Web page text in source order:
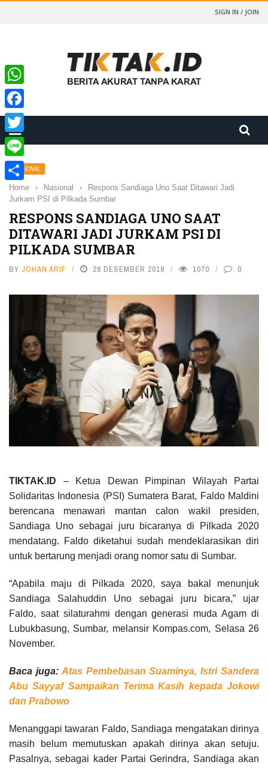
SIGN IN / JOIN
NASIONAL
Home › Nasional ›
Respons Sandiaga Uno Saat Ditawari Jadi
Jurkam PSI di Pilkada Sumbar
RESPONS SANDIAGA UNO SAAT
DITAWARI JADI JURKAM PSI DI
PILKADA SUMBAR
BY JOHAN ARIF 28 DESEMBER 2019 1070 0
TIKTAK.ID – Ketua Dewan Pimpinan Wilayah Partai
Solidaritas Indonesia (PSI) Sumatera Barat, Faldo Maldini
berencana menawari mantan calon wakil presiden,
Sandiaga Uno sebagai juru bicaranya di Pilkada 2020
mendatang. Faldo diketahui sudah mendeklarasikan diri
untuk bertarung menjadi orang nomor satu di Sumbar.
“Apabila maju di Pilkada 2020, saya bakal menunjuk
Sandiaga Salahuddin Uno sebagai juru bicara,” ujar
Faldo, saat silaturahmi dengan generasi muda Agam di
Lubukbasung, Sumbar, melansir Kompas.com, Selasa 26
November.
Baca juga: Atas Pembebasan Suaminya, Istri Sandera
Abu Sayyaf Sampaikan Terima Kasih kepada Jokowi
dan Prabowo
Menanggapi tawaran Faldo, Sandiaga mengatakan dirinya
masih belum memutuskan apakah dirinya akan setuju.
Pasalnya, sebagai kader Partai Gerindra, Sandiaga akan
WhatsApp
Facebook
Twitter
Line
Share